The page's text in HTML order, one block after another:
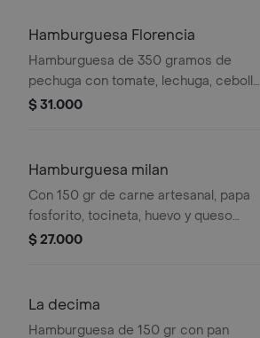
Hamburguesa Florencia
Hamburguesa de 350 gramos de
pechuga con tomate, lechuga, cebolla
roja y queso, acompañada de papas
$ 31.000
Hamburguesa milan
Con 150 gr de carne artesanal, papa
fosforito, tocineta, huevo y queso
holandes
$ 27.000
La decima
Hamburguesa de 150 gr con pan